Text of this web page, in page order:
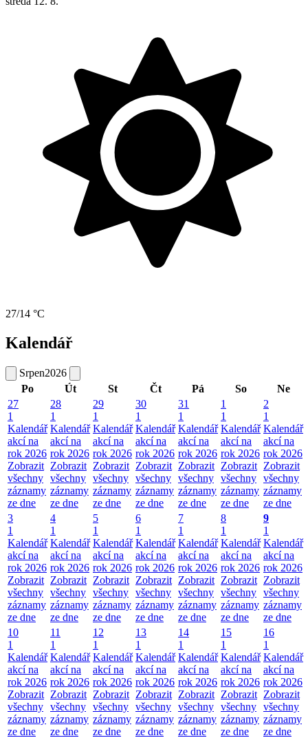
27/14 °C
Kalendář
Srpen2026
Po
Út St Čt Pá So
Ne
27
1
Kalendář
akcí na
rok 2026
Zobrazit
všechny
záznamy
ze dne
28
1
Kalendář
akcí na
rok 2026
Zobrazit
všechny
záznamy
ze dne
29
1
Kalendář
akcí na
rok 2026
Zobrazit
všechny
záznamy
ze dne
30
1
Kalendář
akcí na
rok 2026
Zobrazit
všechny
záznamy
ze dne
31
1
Kalendář
akcí na
rok 2026
Zobrazit
všechny
záznamy
ze dne
1
1
Kalendář
akcí na
rok 2026
Zobrazit
všechny
záznamy
ze dne
2
1
Kalendář
akcí na
rok 2026
Zobrazit
všechny
záznamy
ze dne
3
1
Kalendář
akcí na
rok 2026
Zobrazit
všechny
záznamy
ze dne
4
1
Kalendář
akcí na
rok 2026
Zobrazit
všechny
záznamy
ze dne
5
1
Kalendář
akcí na
rok 2026
Zobrazit
všechny
záznamy
ze dne
6
1
Kalendář
akcí na
rok 2026
Zobrazit
všechny
záznamy
ze dne
7
1
Kalendář
akcí na
rok 2026
Zobrazit
všechny
záznamy
ze dne
8
1
Kalendář
akcí na
rok 2026
Zobrazit
všechny
záznamy
ze dne
9
1
Kalendář
akcí na
rok 2026
Zobrazit
všechny
záznamy
ze dne
10
1
Kalendář
akcí na
rok 2026
Zobrazit
všechny
záznamy
ze dne
11
1
Kalendář
akcí na
rok 2026
Zobrazit
všechny
záznamy
ze dne
12
1
Kalendář
akcí na
rok 2026
Zobrazit
všechny
záznamy
ze dne
13
1
Kalendář
akcí na
rok 2026
Zobrazit
všechny
záznamy
ze dne
14
1
Kalendář
akcí na
rok 2026
Zobrazit
všechny
záznamy
ze dne
15
1
Kalendář
akcí na
rok 2026
Zobrazit
všechny
záznamy
ze dne
16
1
Kalendář
akcí na
rok 2026
Zobrazit
všechny
záznamy
ze dne